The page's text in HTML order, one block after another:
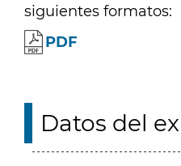
siguientes formatos:
PDF
Datos del